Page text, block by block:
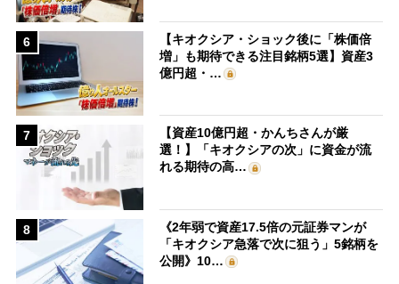
6
【キオクシア・ショック後に「株価倍
増」も期待できる注目銘柄5選】資産3
億円超・…
7
【資産10億円超・かんちさんが厳
選！】「キオクシアの次」に資金が流
れる期待の高…
8
《2年弱で資産17.5倍の元証券マンが
「キオクシア急落で次に狙う」5銘柄を
公開》10…